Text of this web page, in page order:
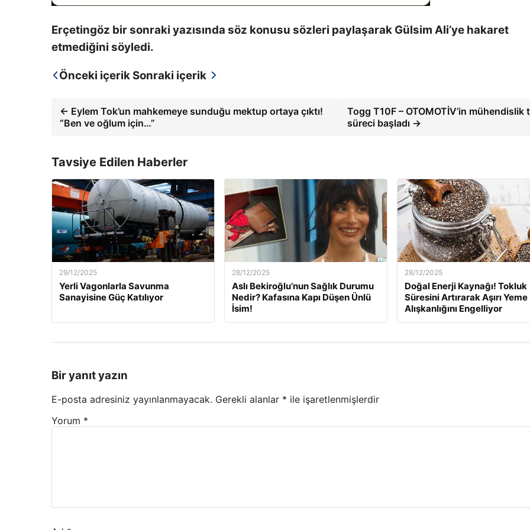
Erçetingöz bir sonraki yazısında söz konusu sözleri paylaşarak Gülsim Ali’ye hakaret
etmediğini söyledi.
Önceki içerik Sonraki içerik
← Eylem Tok’un mahkemeye sunduğu mektup ortaya çıktı!
“Ben ve oğlum için…”
Togg T10F – OTOMOTİV’in mühendislik
süreci başladı →
Tavsiye Edilen Haberler
29/12/2025
Yerli Vagonlarla Savunma
Sanayisine Güç Katılıyor
28/12/2025
Aslı Bekiroğlu’nun Sağlık Durumu
Nedir? Kafasına Kapı Düşen Ünlü
İsim!
28/12/2025
Doğal Enerji Kaynağı! Tokluk
Süresini Artırarak Aşırı Yeme
Alışkanlığını Engelliyor
Bir yanıt yazın
E-posta adresiniz yayınlanmayacak. Gerekli alanlar * ile işaretlenmişlerdir
Yorum *